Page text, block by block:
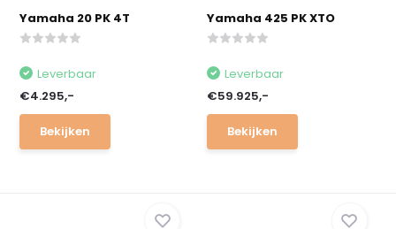
Yamaha 20 PK 4T
Leverbaar
€4.295,-
Bekijken
Yamaha 425 PK XTO
Leverbaar
€59.925,-
Bekijken